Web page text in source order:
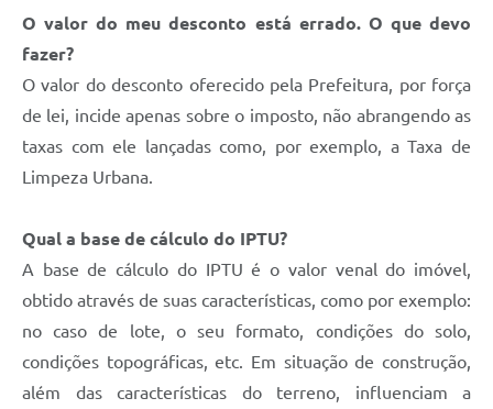
O valor do meu desconto está errado. O que devo
fazer?
O valor do desconto oferecido pela Prefeitura, por força
de lei, incide apenas sobre o imposto, não abrangendo as
taxas com ele lançadas como, por exemplo, a Taxa de
Limpeza Urbana.
Qual a base de cálculo do IPTU?
A base de cálculo do IPTU é o valor venal do imóvel,
obtido através de suas características, como por exemplo:
no caso de lote, o seu formato, condições do solo,
condições topográficas, etc. Em situação de construção,
além das características do terreno, influenciam a